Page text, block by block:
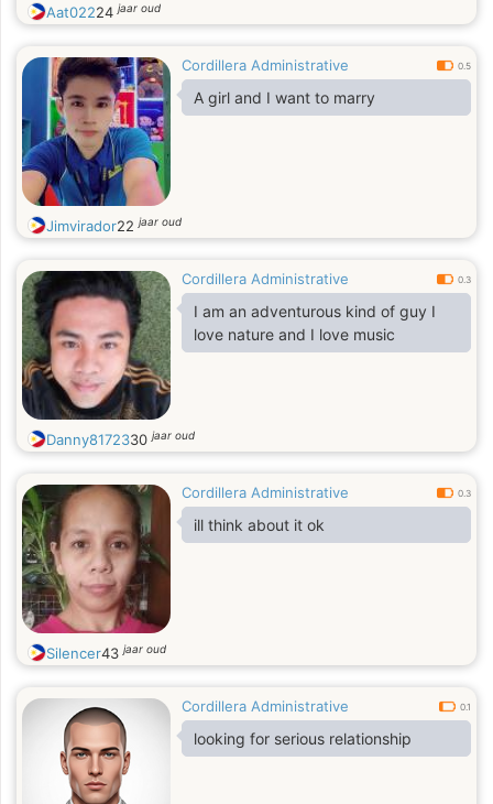
Aat02224jaar oud
Cordillera Administrative 0.5
A girl and I want to marry
Jimvirador22jaar oud
Cordillera Administrative 0.3
I am an adventurous kind of guy I
love nature and I love music
Danny8172330jaar oud
Cordillera Administrative 0.3
ill think about it ok
Silencer43jaar oud
Cordillera Administrative 0.1
looking for serious relationship